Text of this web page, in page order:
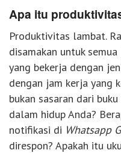
Apa itu
Produktivitas lambat.
disamakan untuk
yang bekerja dengan
dengan jam kerja yang
bukan sasaran dari
dalam hidup Anda?
notifikasi di Whatsapp
direspon? Apakah itu